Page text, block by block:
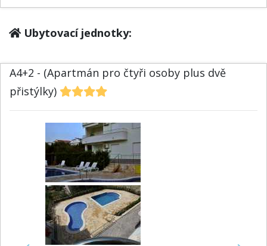
Ubytovací jednotky:
A4+2 - (Apartmán pro čtyři osoby plus dvě
přistýlky)